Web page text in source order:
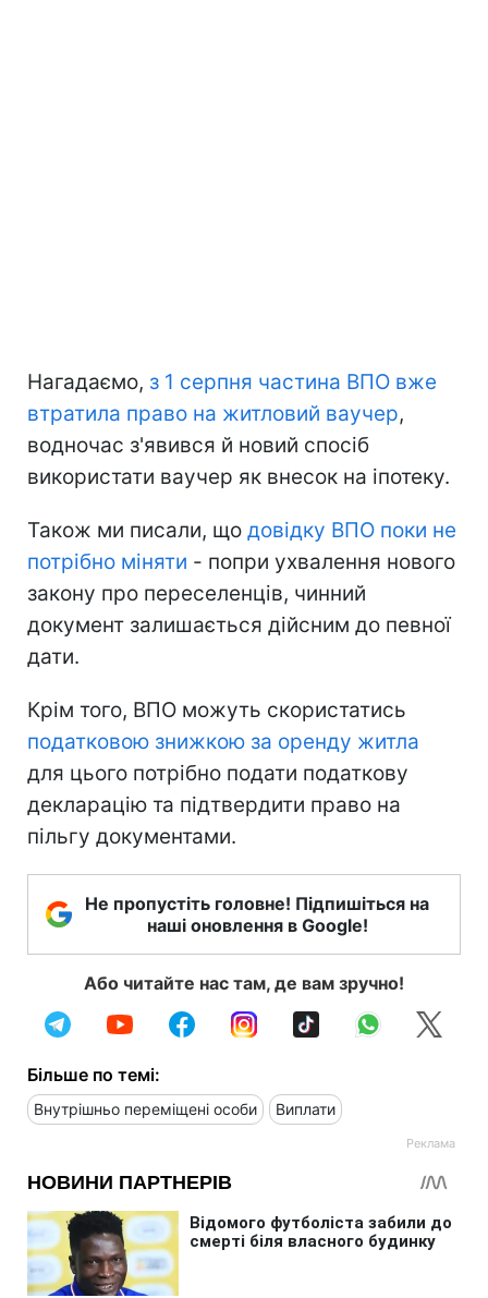
Нагадаємо, з 1 серпня частина ВПО вже
втратила право на житловий ваучер,
водночас з'явився й новий спосіб
використати ваучер як внесок на іпотеку.
Також ми писали, що довідку ВПО поки не
потрібно міняти - попри ухвалення нового
закону про переселенців, чинний
документ залишається дійсним до певної
дати.
Крім того, ВПО можуть скористатись
податковою знижкою за оренду житла
для цього потрібно подати податкову
декларацію та підтвердити право на
пільгу документами.
Не пропустіть головне! Підпишіться на
наші оновлення в Google!
Або читайте нас там, де вам зручно!
Більше по темі:
Внутрішньо переміщені особи Виплати